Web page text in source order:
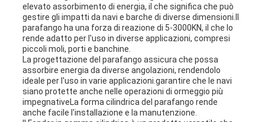
POLICY
elevato assorbimento di energia, il che significa che può
gestire gli impatti da navi e barche di diverse dimensioni.Il
parafango ha una forza di reazione di 5-3000KN, il che lo
rende adatto per l'uso in diverse applicazioni, compresi
piccoli moli, porti e banchine.
La progettazione del parafango assicura che possa
assorbire energia da diverse angolazioni, rendendolo
ideale per l'uso in varie applicazioni.garantire che le navi
siano protette anche nelle operazioni di ormeggio più
impegnativeLa forma cilindrica del parafango rende
anche facile l'installazione e la manutenzione.